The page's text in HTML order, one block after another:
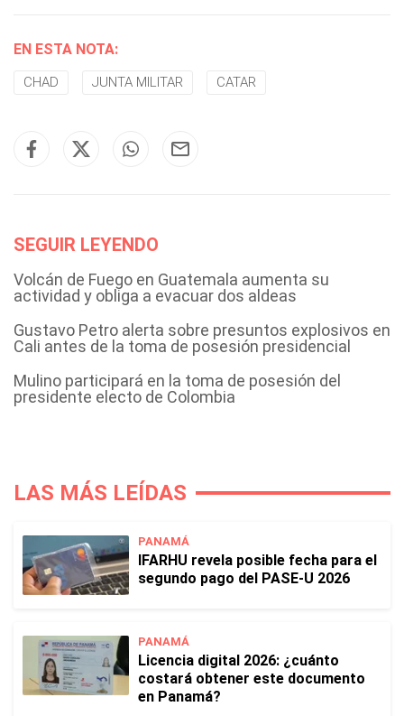
EN ESTA NOTA:
CHAD JUNTA MILITAR CATAR
SEGUIR LEYENDO
Volcán de Fuego en Guatemala aumenta su
actividad y obliga a evacuar dos aldeas
Gustavo Petro alerta sobre presuntos explosivos en
Cali antes de la toma de posesión presidencial
Mulino participará en la toma de posesión del
presidente electo de Colombia
LAS MÁS LEÍDAS
PANAMÁ
IFARHU revela posible fecha para el
segundo pago del PASE-U 2026
PANAMÁ
Licencia digital 2026: ¿cuánto
costará obtener este documento
en Panamá?